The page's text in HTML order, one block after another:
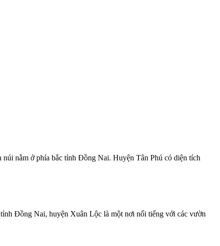
nằm ở phía bắc tỉnh Đồng Nai. Huyện Tân Phú có diện tích
Đồng Nai, huyện Xuân Lộc là một nơi nổi tiếng với các vườn